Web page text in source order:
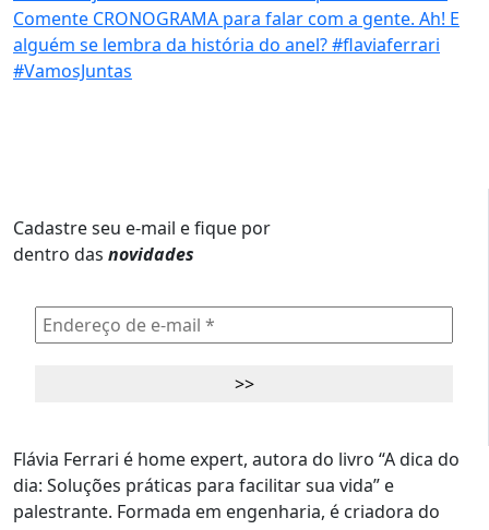
Cadastre seu e-mail e fique por
dentro das novidades
Flávia Ferrari é home expert, autora do livro “A dica do
dia: Soluções práticas para facilitar sua vida” e
palestrante. Formada em engenharia, é criadora do